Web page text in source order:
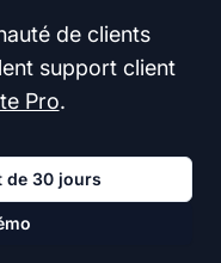
de clients
support client
Pro.
de 30 jours